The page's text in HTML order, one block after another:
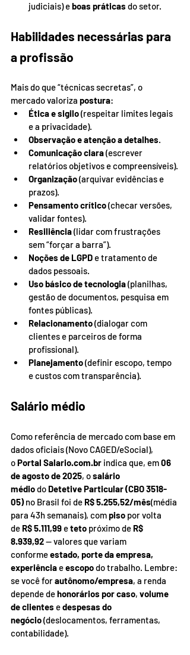
judiciais) e boas práticas do setor.
Habilidades necessárias para
a profissão
Mais do que “técnicas secretas”, o
mercado valoriza postura:
Ética e sigilo (respeitar limites legais
e a privacidade).
Observação e atenção a detalhes.
Comunicação clara (escrever
relatórios objetivos e compreensíveis).
Organização (arquivar evidências e
prazos).
Pensamento crítico (checar versões,
validar fontes).
Resiliência (lidar com frustrações
sem “forçar a barra”).
Noções de LGPD e tratamento de
dados pessoais.
Uso básico de tecnologia (planilhas,
gestão de documentos, pesquisa em
fontes públicas).
Relacionamento (dialogar com
clientes e parceiros de forma
profissional).
Planejamento (definir escopo, tempo
e custos com transparência).
Salário médio
Como referência de mercado com base em
dados oficiais (Novo CAGED/eSocial),
o Portal Salario.com.br indica que, em 06
de agosto de 2025, o salário
médio do Detetive Particular (CBO 3518-
05) no Brasil foi de R$ 5.255,52/mês(média
para 43h semanais), com piso por volta
de R$ 5.111,99 e teto próximo de R$
8.939,92 — valores que variam
conforme estado, porte da empresa,
experiência e escopo do trabalho. Lembre:
se você for autônomo/empresa, a renda
depende de honorários por caso, volume
de clientes e despesas do
negócio (deslocamentos, ferramentas,
contabilidade).